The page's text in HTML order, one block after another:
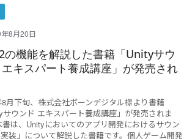
8月20日
の機能を解説した書籍「Unityサウ
キスパート養成講座」が発売され
月下旬、株式会社ボーンデジタル様より書籍
サウンド エキスパート養成講座」が発売されま
書は、Unityにおいてのアプリ開発におけるサウン
装」について解説した書籍です。個人ゲーム開発